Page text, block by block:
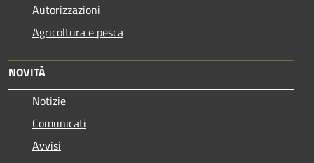
Autorizzazioni
Agricoltura e pesca
NOVITÀ
Notizie
Comunicati
Avvisi